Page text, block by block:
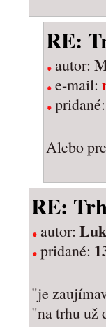
RE:
autor:
e-mail:
pridané:
Alebo
RE:
autor:
pridané:
"je
"na trhu už